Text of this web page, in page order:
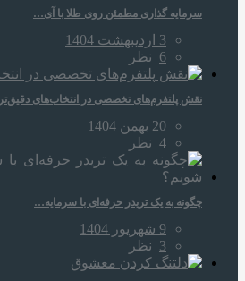
سرمایه‌ گذاری مطمئن روی طلا با آی…
3 اردیبهشت 1404
6 نظر
نقش پلتفرم‌های تخصصی در انتخاب‌های دقیق‌تر
20 بهمن 1404
4 نظر
چگونه به یک تریدر حرفه‌ای با سرمایه…
9 شهریور 1404
3 نظر